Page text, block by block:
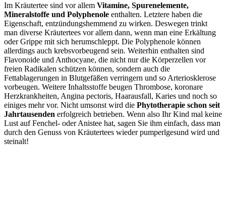
Im Kräutertee sind vor allem Vitamine, Spurenelemente,
Mineralstoffe und Polyphenole enthalten. Letztere haben die
Eigenschaft, entzündungshemmend zu wirken. Deswegen trinkt
man diverse Kräutertees vor allem dann, wenn man eine Erkältung
oder Grippe mit sich herumschleppt. Die Polyphenole können
allerdings auch krebsvorbeugend sein. Weiterhin enthalten sind
Flavonoide und Anthocyane, die nicht nur die Körperzellen vor
freien Radikalen schützen können, sondern auch die
Fettablagerungen in Blutgefäßen verringern und so Arteriosklerose
vorbeugen. Weitere Inhaltsstoffe beugen Thrombose, koronare
Herzkrankheiten, Angina pectoris, Haarausfall, Karies und noch so
einiges mehr vor. Nicht umsonst wird die Phytotherapie schon seit
Jahrtausenden erfolgreich betrieben. Wenn also Ihr Kind mal keine
Lust auf Fenchel- oder Anistee hat, sagen Sie ihm einfach, dass man
durch den Genuss von Kräutertees wieder pumperlgesund wird und
steinalt!